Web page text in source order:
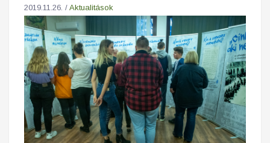
2019.11.26. / Aktualitások